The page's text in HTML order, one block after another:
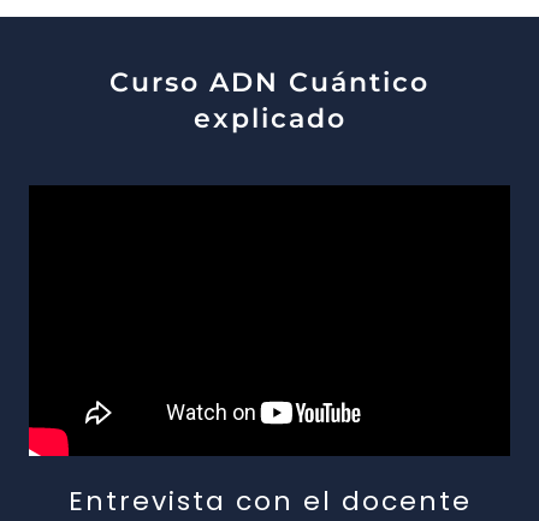
Curso ADN Cuántico
explicado
Entrevista con el docente